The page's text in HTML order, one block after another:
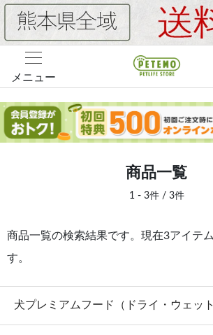
メニュー
商品一覧
1 - 3件 / 3件
商品一覧の検索結果です。現在3アイテ
す。
犬プレミアムフード（ドライ・ウェット